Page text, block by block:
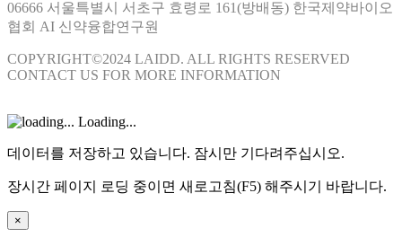
06666 서울특별시 서초구 효령로 161(방배동) 한국제약바이오
협회 AI 신약융합연구원
COPYRIGHT©2024 LAIDD. ALL RIGHTS RESERVED
CONTACT US FOR MORE INFORMATION
Loading...
데이터를 저장하고 있습니다. 잠시만 기다려주십시오.
장시간 페이지 로딩 중이면 새로고침(F5) 해주시기 바랍니다.
×